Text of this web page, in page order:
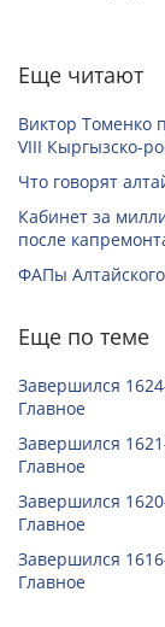
Еще читают
Виктор Томенко
VIII Кыргызско-
Что говорят
Кабинет за
после
ФАПы
Еще по теме
Завершился
Главное
Завершился
Главное
Завершился
Главное
Завершился
Главное